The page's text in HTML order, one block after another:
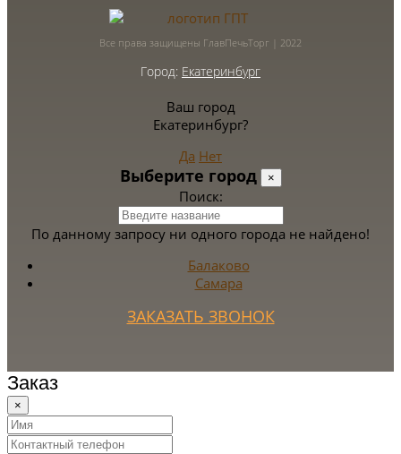
Все права защищены ГлавПечьТорг | 2022
Город: Екатеринбург
Ваш город
Екатеринбург?
Да Нет
Выберите город ×
Поиск:
По данному запросу ни одного города не найдено!
Балаково
Самара
ЗАКАЗАТЬ ЗВОНОК
Заказ
×